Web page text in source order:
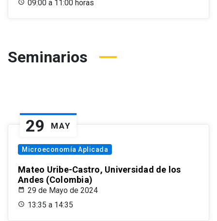
09:00 a 11:00 horas
Seminarios
29 MAY
Microeconomía Aplicada
Mateo Uribe-Castro, Universidad de los
Andes (Colombia)
29 de Mayo de 2024
13:35 a 14:35